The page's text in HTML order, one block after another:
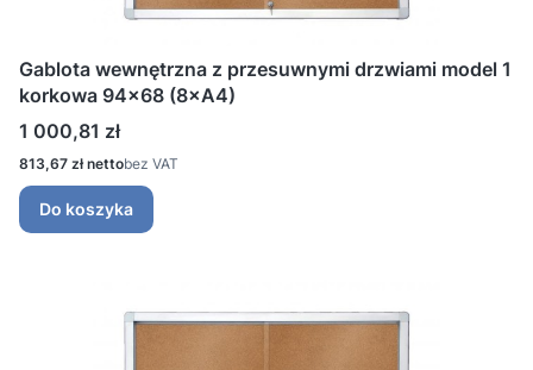
Gablota wewnętrzna z przesuwnymi drzwiami model 1
korkowa 94x68 (8×A4)
Cena
1 000,81 zł
Cena
813,67 zł bez VAT
Do koszyka